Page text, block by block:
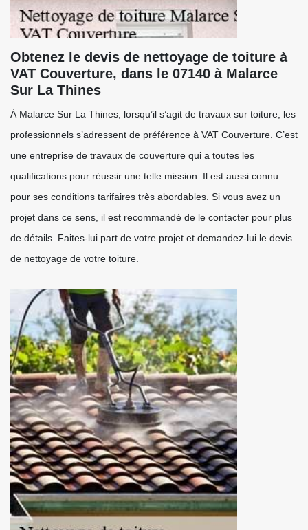
Obtenez le devis de nettoyage de toiture à
VAT Couverture, dans le 07140 à Malarce
Sur La Thines
À Malarce Sur La Thines, lorsqu’il s’agit de travaux sur toiture, les
professionnels s’adressent de préférence à VAT Couverture. C’est
une entreprise de travaux de couverture qui a toutes les
qualifications pour réussir une telle mission. Il est aussi connu
pour ses conditions tarifaires très abordables. Si vous avez un
projet dans ce sens, il est recommandé de le contacter pour plus
de détails. Faites-lui part de votre projet et demandez-lui le devis
de nettoyage de votre toiture.